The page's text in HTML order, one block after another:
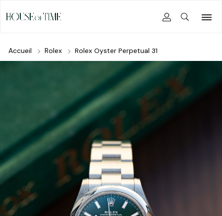
Accueil Rolex Rolex Oyster Perpetual 31